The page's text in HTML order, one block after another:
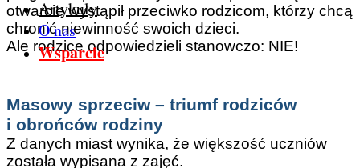
Artykuły
O nas
Wsparcie
otwarcie wystąpił przeciwko rodzicom, którzy chcą
chronić niewinność swoich dzieci.
Ale rodzice odpowiedzieli stanowczo: NIE!
Masowy sprzeciw – triumf rodziców
i obrońców rodziny
Z danych miast wynika, że większość uczniów
została wypisana z zajęć.